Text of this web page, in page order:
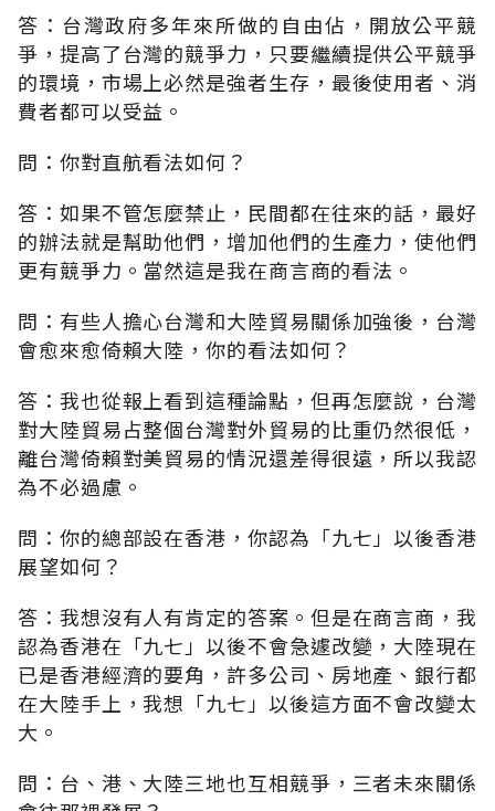
答：台灣政府多年來所做的自由佔，開放公平競
爭，提高了台灣的競爭力，只要繼續提供公平競爭
的環境，市場上必然是強者生存，最後使用者、消
費者都可以受益。
問：你對直航看法如何？
答：如果不管怎麼禁止，民間都在往來的話，最好
的辦法就是幫助他們，增加他們的生產力，使他們
更有競爭力。當然這是我在商言商的看法。
問：有些人擔心台灣和大陸貿易關係加強後，台灣
會愈來愈倚賴大陸，你的看法如何？
答：我也從報上看到這種論點，但再怎麼說，台灣
對大陸貿易占整個台灣對外貿易的比重仍然很低，
離台灣倚賴對美貿易的情況還差得很遠，所以我認
為不必過慮。
問：你的總部設在香港，你認為「九七」以後香港
展望如何？
答：我想沒有人有肯定的答案。但是在商言商，我
認為香港在「九七」以後不會急遽改變，大陸現在
已是香港經濟的要角，許多公司、房地產、銀行都
在大陸手上，我想「九七」以後這方面不會改變太
大。
問：台、港、大陸三地也互相競爭，三者未來關係